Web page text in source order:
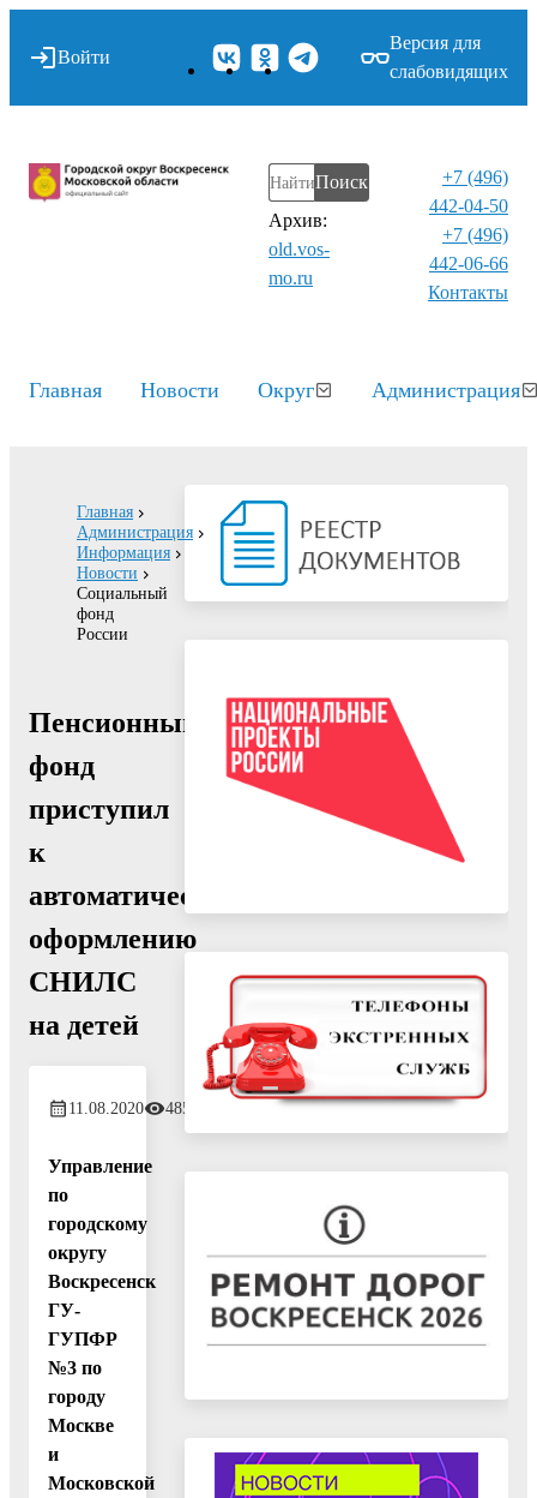
Войти
Версия для
слабовидящих
Поиск
Архив:
old.vos-
mo.ru
+7 (496)
442-04-50
+7 (496)
442-06-66
Контакты⁠
Главная Новости Округ Администрация
Главная
Администрация
Информация
Новости
Социальный
фонд
России
Пенсионный
фонд
приступил
к
автоматическому
оформлению
СНИЛС
на детей
11.08.2020 485
Управление
по
городскому
округу
Воскресенск
ГУ-
ГУПФР
№3 по
городу
Москве
и
Московской